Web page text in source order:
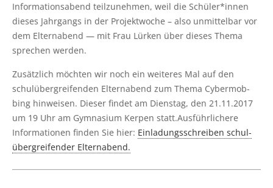
Infor­ma­ti­ons­abend teil­zu­neh­men, weil die Schüler*innen
die­ses Jahr­gangs in der Pro­jekt­wo­che – also unmit­tel­bar vor
dem Eltern­abend — mit Frau Lür­ken über die­ses The­ma
spre­chen werden.
Zusätz­lich möch­ten wir noch ein wei­te­res Mal auf den
schul­über­grei­fen­den Eltern­abend zum The­ma Cyber­mob­
bing hin­wei­sen. Die­ser fin­det am Diens­tag, den 21.11.2017
um 19 Uhr am Gym­na­si­um Ker­pen statt.Ausführlichere
Infor­ma­tio­nen fin­den Sie hier: Ein­la­dungs­schrei­ben schul­
über­grei­fen­der Elternabend.